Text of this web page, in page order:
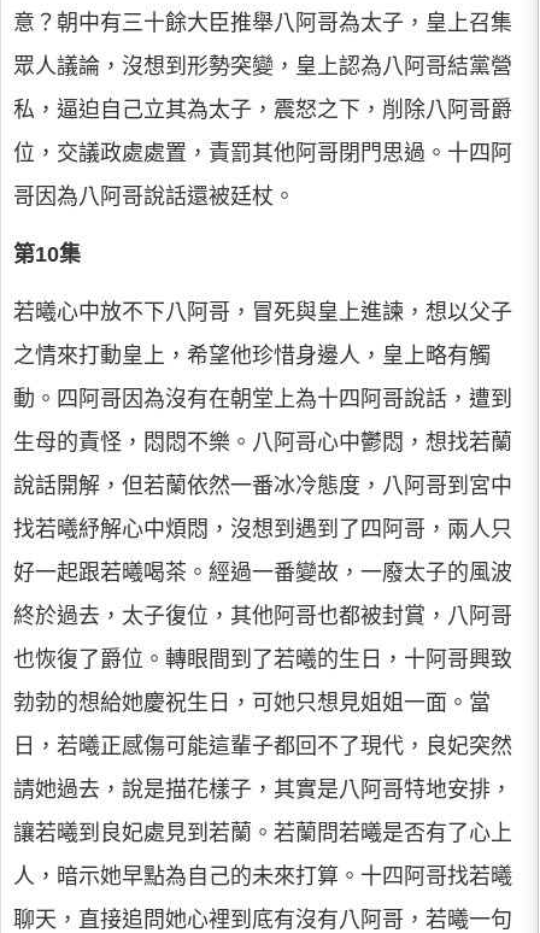
意？朝中有三十餘大臣推舉八阿哥為太子，皇上召集
眾人議論，沒想到形勢突變，皇上認為八阿哥結黨營
私，逼迫自己立其為太子，震怒之下，削除八阿哥爵
位，交議政處處置，責罰其他阿哥閉門思過。十四阿
哥因為八阿哥說話還被廷杖。
第10集
若曦心中放不下八阿哥，冒死與皇上進諫，想以父子
之情來打動皇上，希望他珍惜身邊人，皇上略有觸
動。四阿哥因為沒有在朝堂上為十四阿哥說話，遭到
生母的責怪，悶悶不樂。八阿哥心中鬱悶，想找若蘭
說話開解，但若蘭依然一番冰冷態度，八阿哥到宮中
找若曦紓解心中煩悶，沒想到遇到了四阿哥，兩人只
好一起跟若曦喝茶。經過一番變故，一廢太子的風波
終於過去，太子復位，其他阿哥也都被封賞，八阿哥
也恢復了爵位。轉眼間到了若曦的生日，十阿哥興致
勃勃的想給她慶祝生日，可她只想見姐姐一面。當
日，若曦正感傷可能這輩子都回不了現代，良妃突然
請她過去，說是描花樣子，其實是八阿哥特地安排，
讓若曦到良妃處見到若蘭。若蘭問若曦是否有了心上
人，暗示她早點為自己的未來打算。十四阿哥找若曦
聊天，直接追問她心裡到底有沒有八阿哥，若曦一句